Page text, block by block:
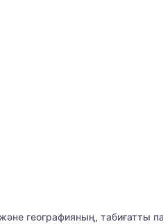
географияның, табиғатты